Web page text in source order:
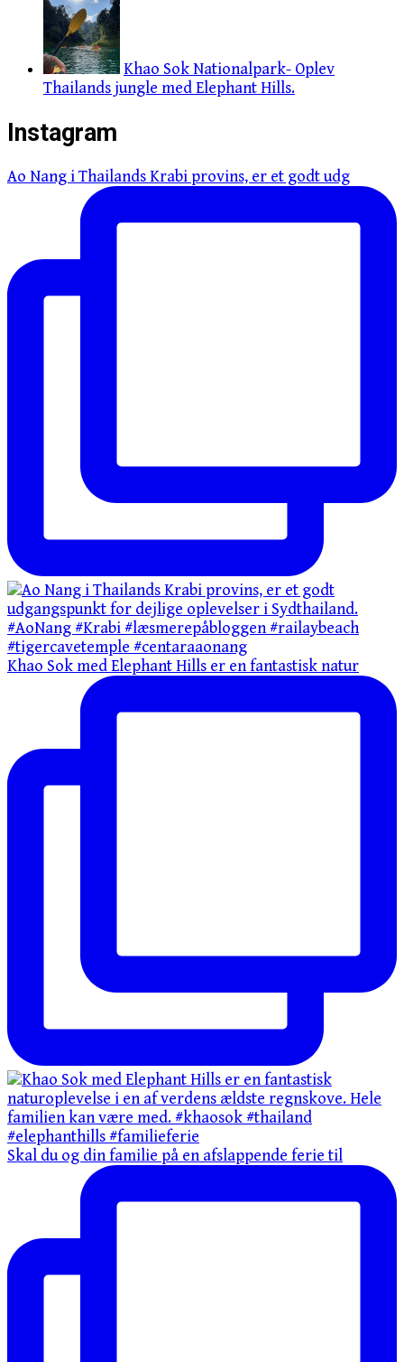
Khao Sok Nationalpark- Oplev
Thailands jungle med Elephant Hills.
Instagram
Ao Nang i Thailands Krabi provins, er et godt udg
Khao Sok med Elephant Hills er en fantastisk natur
Skal du og din familie på en afslappende ferie til